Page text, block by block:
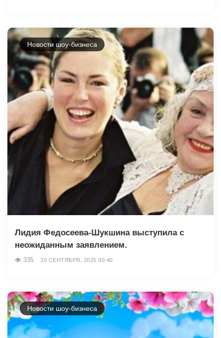
Новости шоу-бизнеса
Лидия Федосеева-Шукшина выступила с
неожиданным заявлением.
335 20 СЕНТЯБРЯ, 2025 00:40
Новости шоу-бизнеса